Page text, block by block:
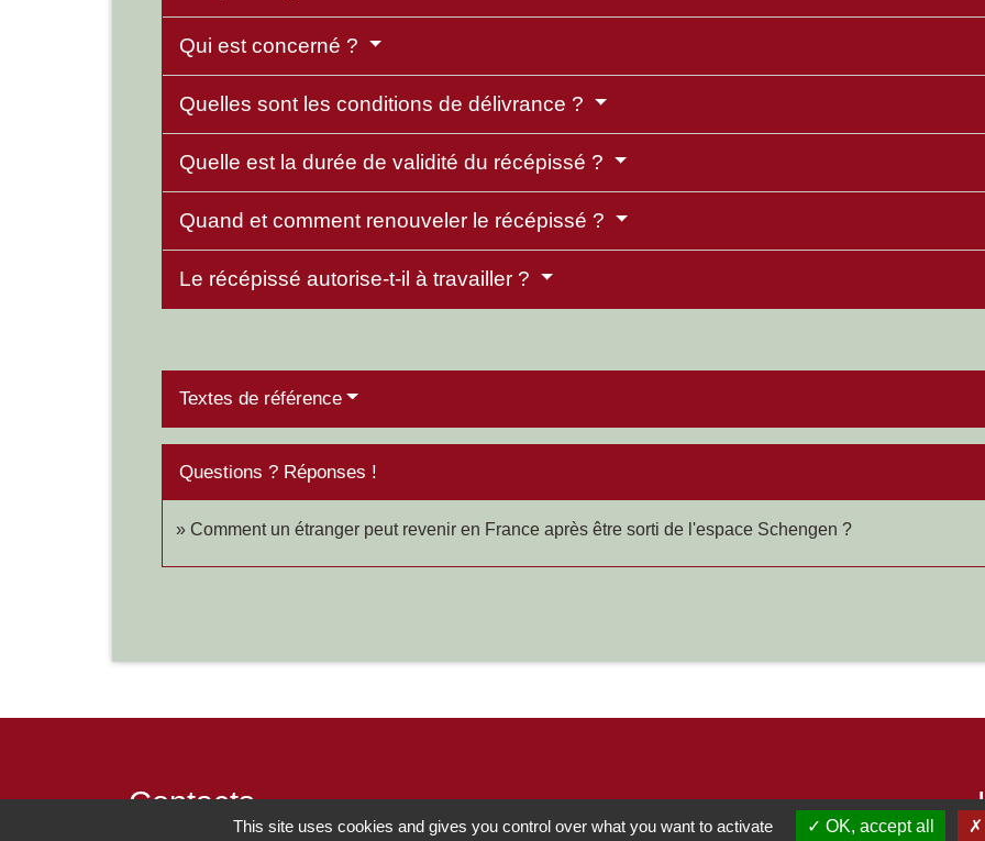
Qui est concerné ?
Quelles sont les conditions de délivrance ?
Quelle est la durée de validité du récépissé ?
Quand et comment renouveler le récépissé ?
Le récépissé autorise-t-il à travailler ?
Textes de référence
Questions ? Réponses !
Comment un étranger peut revenir en France après être sorti de l'espace Schengen ?
Contacts
This site uses cookies and gives you control over what you want to activate OK, accept all